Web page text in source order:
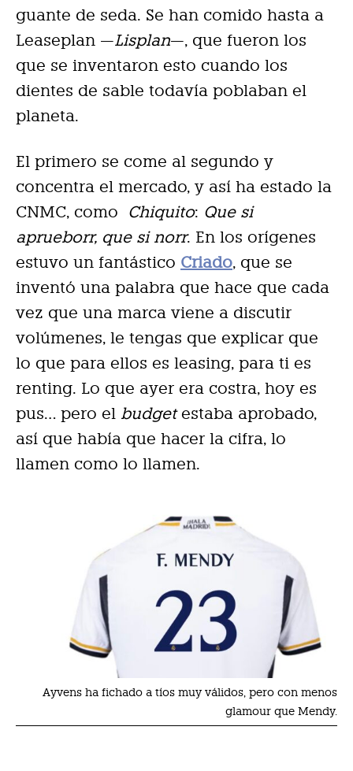
guante de seda. Se han comido hasta a
Leaseplan —Lisplan—, que fueron los
que se inventaron esto cuando los
dientes de sable todavía poblaban el
planeta.
El primero se come al segundo y
concentra el mercado, y así ha estado la
CNMC, como Chiquito: Que si
aprueborr, que si norr. En los orígenes
estuvo un fantástico Criado, que se
inventó una palabra que hace que cada
vez que una marca viene a discutir
volúmenes, le tengas que explicar que
lo que para ellos es leasing, para ti es
renting. Lo que ayer era costra, hoy es
pus… pero el budgetestaba aprobado,
así que había que hacer la cifra, lo
llamen como lo llamen.
Ayvens ha fichado a tíos muy válidos, pero con menos
glamour que Mendy.